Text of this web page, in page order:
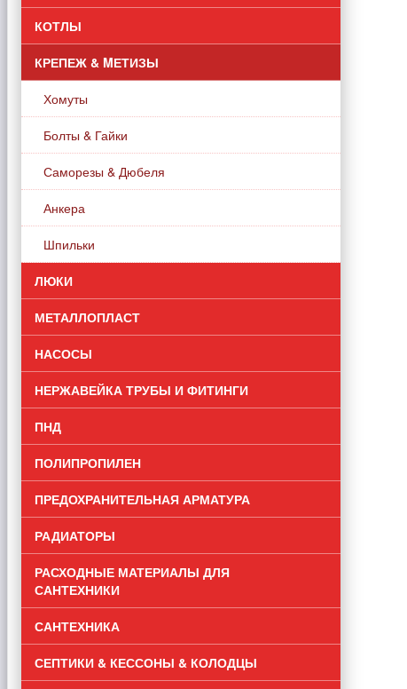
КОТЛЫ
КРЕПЕЖ & MЕТИЗЫ
Хомуты
Болты & Гайки
Саморезы & Дюбеля
Анкера
Шпильки
ЛЮКИ
МЕТАЛЛОПЛАСТ
НАСОСЫ
НЕРЖАВЕЙКА ТРУБЫ И ФИТИНГИ
ПНД
ПОЛИПРОПИЛЕН
ПРЕДОХРАНИТЕЛЬНАЯ АРМАТУРА
РАДИАТОРЫ
РАСХОДНЫЕ МАТЕРИАЛЫ ДЛЯ
САНТЕХНИКИ
САНТЕХНИКА
СЕПТИКИ & КЕССОНЫ & КОЛОДЦЫ